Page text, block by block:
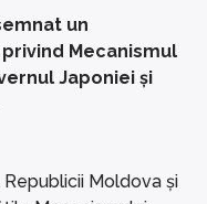
un
Mecanismul
Japoniei și
Moldova și